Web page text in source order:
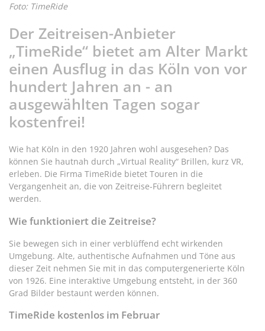
Foto: TimeRide
Der Zeitreisen-Anbieter
„TimeRide“ bietet am Alter Markt
einen Ausflug in das Köln von vor
hundert Jahren an - an
ausgewählten Tagen sogar
kostenfrei!
Wie hat Köln in den 1920 Jahren wohl ausgesehen? Das
können Sie hautnah durch „Virtual Reality“ Brillen, kurz VR,
erleben. Die Firma TimeRide bietet Touren in die
Vergangenheit an, die von Zeitreise-Führern begleitet
werden.
Wie funktioniert die Zeitreise?
Sie bewegen sich in einer verblüffend echt wirkenden
Umgebung. Alte, authentische Aufnahmen und Töne aus
dieser Zeit nehmen Sie mit in das computergenerierte Köln
von 1926. Eine interaktive Umgebung entsteht, in der 360
Grad Bilder bestaunt werden können.
TimeRide kostenlos im Februar